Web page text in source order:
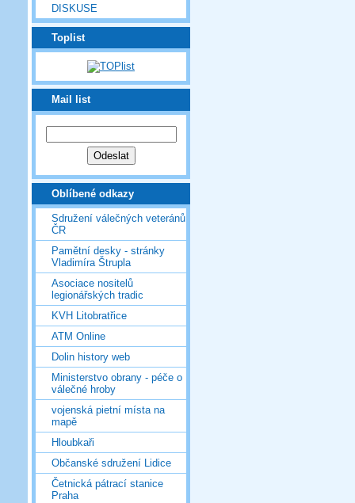
DISKUSE
Toplist
Mail list
Oblíbené odkazy
Sdružení válečných veteránů
ČR
Pamětní desky - stránky
Vladimíra Štrupla
Asociace nositelů
legionářských tradic
KVH Litobratřice
ATM Online
Dolin history web
Ministerstvo obrany - péče o
válečné hroby
vojenská pietní místa na
mapě
Hloubkaři
Občanské sdružení Lidice
Četnická pátrací stanice
Praha